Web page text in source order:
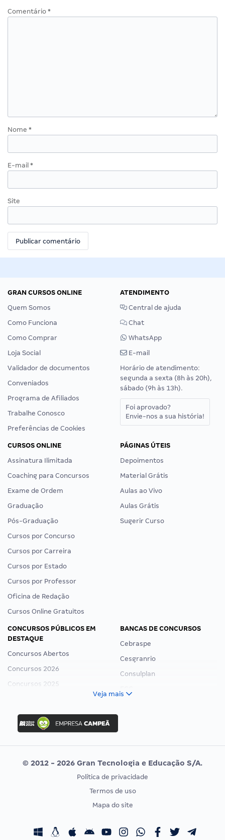
Comentário *
Nome *
E-mail *
Site
GRAN CURSOS ONLINE
Quem Somos
Como Funciona
Como Comprar
Loja Social
Validador de documentos
Conveniados
Programa de Afiliados
Trabalhe Conosco
Preferências de Cookies
ATENDIMENTO
Central de ajuda
Chat
WhatsApp
E-mail
Horário de atendimento:
segunda a sexta (8h às 20h),
sábado (9h às 13h).
Foi aprovado?
Envie-nos a sua história!
CURSOS ONLINE
Assinatura Ilimitada
Coaching para Concursos
Exame de Ordem
Graduação
Pós-Graduação
Cursos por Concurso
Cursos por Carreira
Cursos por Estado
Cursos por Professor
Oficina de Redação
Cursos Online Gratuitos
PÁGINAS ÚTEIS
Depoimentos
Material Grátis
Aulas ao Vivo
Aulas Grátis
Sugerir Curso
CONCURSOS PÚBLICOS EM
DESTAQUE
Concursos Abertos
Concursos 2026
Concursos 2025
Concurso Ibama
Concurso MPU
Editais publicados
BANCAS DE CONCURSOS
Cebraspe
Cesgranrio
Consulplan
Vunesp
CONCURSOS POR PROFISSÃO
Concursos Fiscais
EXAME DE ORDEM
Calendário OAB
Veja mais
© 2012 - 2026 Gran Tecnologia e Educação S/A.
Política de privacidade
Termos de uso
Mapa do site